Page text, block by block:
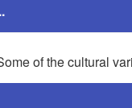
of the cultural